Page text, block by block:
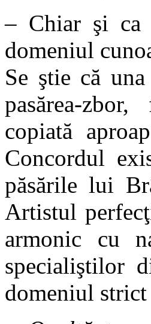
– Chiar şi ca
domeniul
Se ştie că
pasărea-
copiată
Concordul
păsările lui
Artistul
armonic cu
specialiştilor
domeniul